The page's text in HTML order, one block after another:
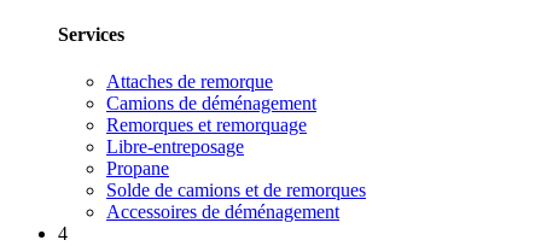
Services
Attaches de remorque
Camions de déménagement
Remorques et remorquage
Libre-entreposage
Propane
Solde de camions et de remorques
Accessoires de déménagement
4